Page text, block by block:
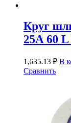
Круг
25А 60
1,635.13 ₽ В
Сравнить